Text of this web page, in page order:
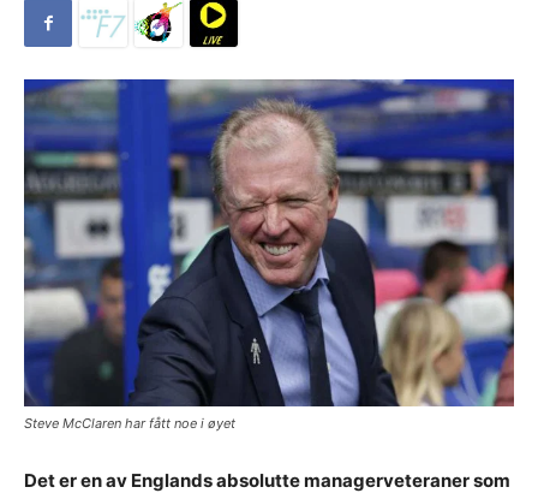
Steve McClaren har fått noe i øyet
Det er en av Englands absolutte managerveteraner som